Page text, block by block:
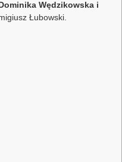
Wędzikowska i
Łubowski.